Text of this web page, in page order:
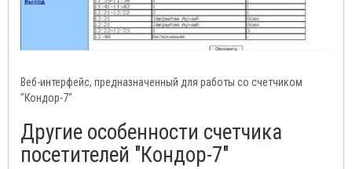
Веб-интерфейс, предназначенный для работы со счетчиком
"Кондор-7"
Другие особенности счетчика
посетителей "Кондор-7"